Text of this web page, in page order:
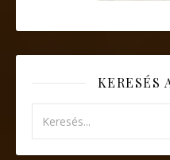
KERESÉS